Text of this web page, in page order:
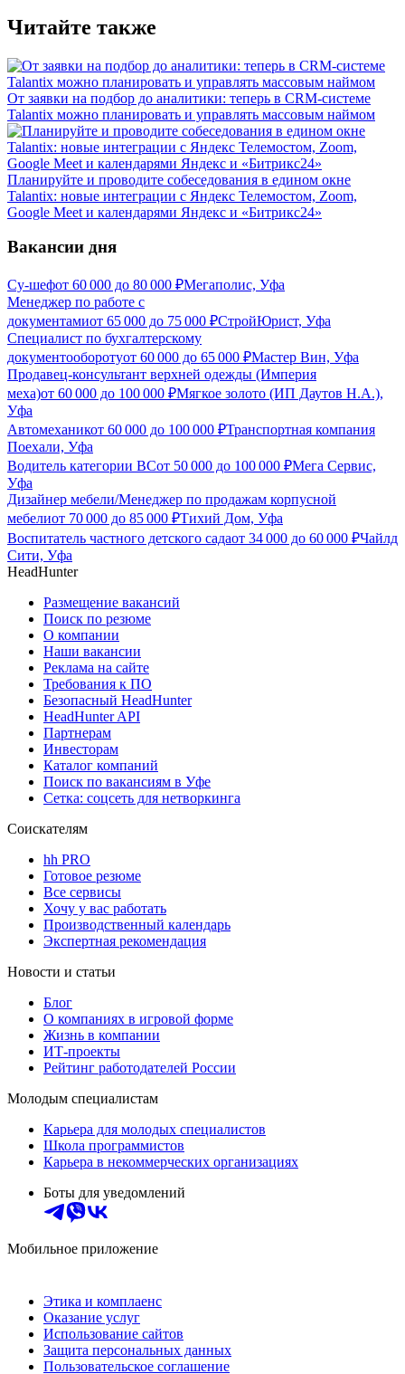
Читайте также
От заявки на подбор до аналитики: теперь в CRM-системе
Talantix можно планировать и управлять массовым наймом
Планируйте и проводите собеседования в едином окне
Talantix: новые интеграции с Яндекс Телемостом, Zoom,
Google Meet и календарями Яндекс и «Битрикс24»
Вакансии дня
Су-шефот 60 000 до 80 000 ₽Мегаполис, Уфа
Менеджер по работе с
документамиот 65 000 до 75 000 ₽СтройЮрист, Уфа
Специалист по бухгалтерскому
документооборотуот 60 000 до 65 000 ₽Мастер Вин, Уфа
Продавец-консультант верхней одежды (Империя
меха)от 60 000 до 100 000 ₽Мягкое золото (ИП Даутов Н.А.),
Уфа
Автомеханикот 60 000 до 100 000 ₽Транспортная компания
Поехали, Уфа
Водитель категории ВСот 50 000 до 100 000 ₽Мега Сервис,
Уфа
Дизайнер мебели/Менеджер по продажам корпусной
мебелиот 70 000 до 85 000 ₽Тихий Дом, Уфа
Воспитатель частного детского садаот 34 000 до 60 000 ₽Чайлд
Сити, Уфа
HeadHunter
Размещение вакансий
Поиск по резюме
О компании
Наши вакансии
Реклама на сайте
Требования к ПО
Безопасный HeadHunter
HeadHunter API
Партнерам
Инвесторам
Каталог компаний
Поиск по вакансиям в Уфе
Сетка: соцсеть для нетворкинга
Соискателям
hh PRO
Готовое резюме
Все сервисы
Хочу у вас работать
Производственный календарь
Экспертная рекомендация
Новости и статьи
Блог
О компаниях в игровой форме
Жизнь в компании
ИТ-проекты
Рейтинг работодателей России
Молодым специалистам
Карьера для молодых специалистов
Школа программистов
Карьера в некоммерческих организациях
Боты для уведомлений
Мобильное приложение
Этика и комплаенс
Оказание услуг
Использование сайтов
Защита персональных данных
Пользовательское соглашение